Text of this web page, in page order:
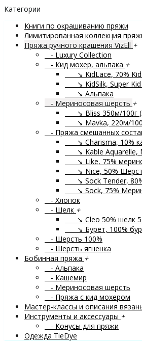
Категории
Книги по окрашиванию пряжи
Лимитированная коллекция
Пряжа ручного крашения VizEll +
- Luxury Collection
- Кид мохер, альпака +
↘ KidLace, 70% Kid
↘ KidSilk, Super Kid
↘ Альпака
- Мериносовая шерсть +
↘ Bliss 350м/100г
↘ Mavka, 220м/
- Пряжа смешанных
↘ Charisma, 10%
↘ Kable Aquarelle,
↘ Like, 75%
↘ Nice, 50%
↘ Sock Tender,
↘ Sock, 75%
- Хлопок
- Шелк +
↘ Cleo 50% шелк
↘ Бурет, 100%
- Шерсть 100%
- Шерсть ягненка
Бобинная пряжа +
- Альпака
- Кашемир
- Мериносовая шерсть
- Пряжа с кид мохером
Мастер-классы и описания
Инструменты и аксессуары +
- Конусы для пряжи
Одежда TieDye